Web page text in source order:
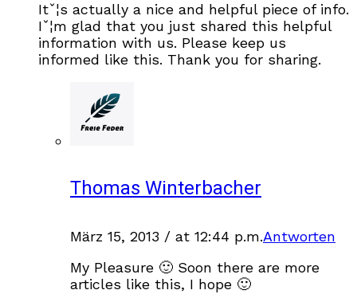
Itˇ¦s actually a nice and helpful piece of info.
Iˇ¦m glad that you just shared this helpful
information with us. Please keep us
informed like this. Thank you for sharing.
Thomas Winterbacher
März 15, 2013 / at 12:44 p.m.Antworten
My Pleasure 🙂 Soon there are more
articles like this, I hope 🙂